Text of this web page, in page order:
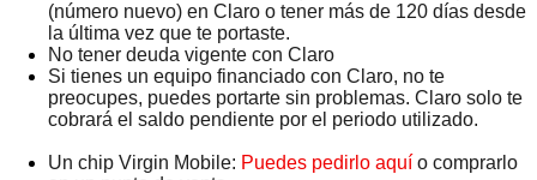
(número nuevo) en Claro o tener más de 120 días desde
la última vez que te portaste.
No tener deuda vigente con Claro
Si tienes un equipo financiado con Claro, no te
preocupes, puedes portarte sin problemas. Claro solo te
cobrará el saldo pendiente por el periodo utilizado.
Un chip Virgin Mobile: Puedes pedirlo aquí o comprarlo